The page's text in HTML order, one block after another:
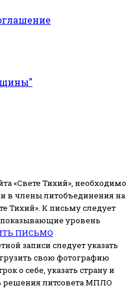
«Свете Тихий», необходимо
в члены литобъединения на
Тихий». К письму следует
уровень
ПИСЬМО
записи следует указать
свою фотографию
о себе, указать страну и
решения литсовета МПЛО